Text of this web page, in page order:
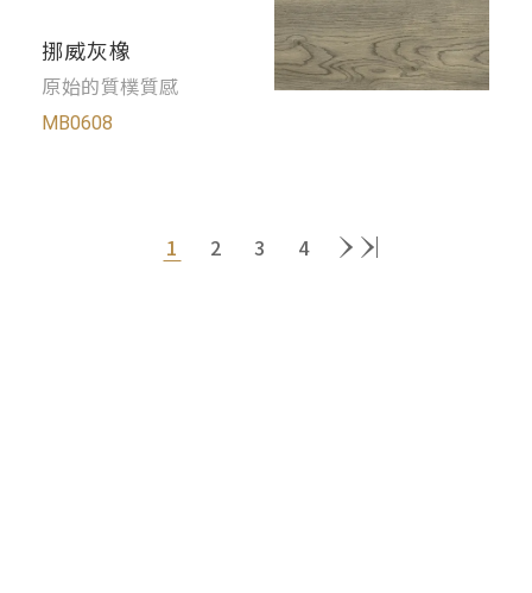
挪威灰橡
原始的質樸質感
MB0608
1 2 3 4